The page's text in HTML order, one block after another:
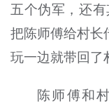
五个伪军，还
把陈师傅给村长
玩一边就带回了
陈师傅和